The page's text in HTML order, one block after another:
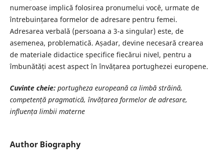
numeroase implică folosirea pronumelui você, urmate de
întrebuințarea formelor de adresare pentru femei.
Adresarea verbală (persoana a 3-a singular) este, de
asemenea, problematică. Așadar, devine necesară crearea
de materiale didactice specifice fiecărui nivel, pentru a
îmbunătăți acest aspect în învățarea portughezei europene.
Cuvinte cheie: portugheza europeană ca limbă străină,
competență pragmatică, învățarea formelor de adresare,
influența limbii materne
Author Biography